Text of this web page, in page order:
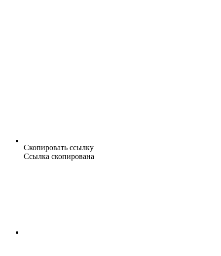
Скопировать ссылку
Ссылка скопирована